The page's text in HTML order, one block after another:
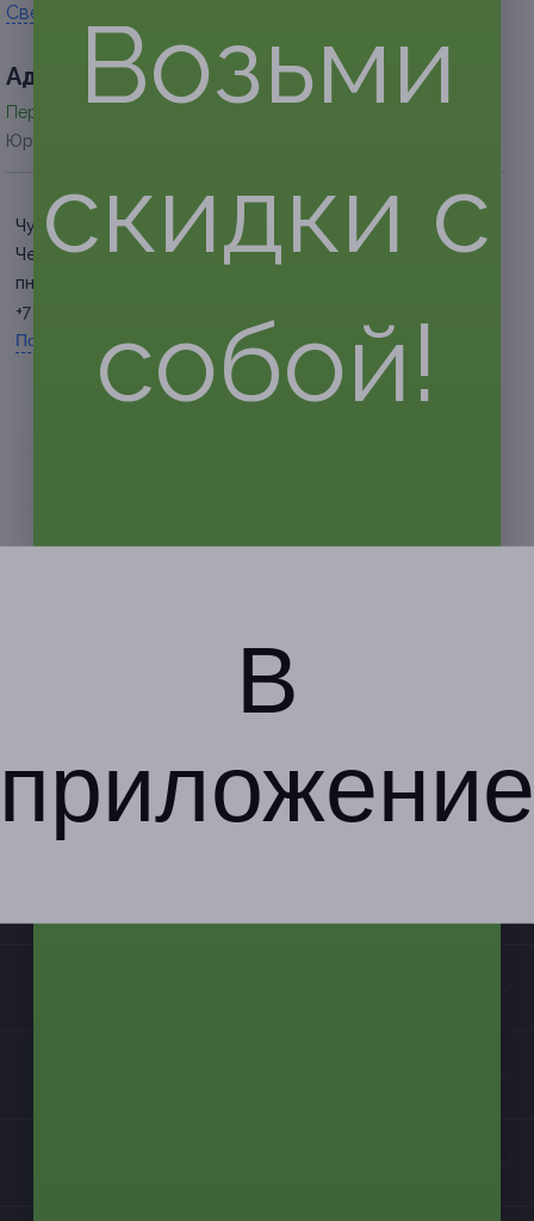
Свернуть
Адресa
Перейти на сайт партнера
Юридическая информация о партнёре
Чувашская респ., г.
Чебоксары, пр-т Мира, д. 42
пн. — вс. 9:00 — 18:00
+7 (835) 263-70-30
Показать номер телефона
Возьми
скидки с
собой!
В
приложение